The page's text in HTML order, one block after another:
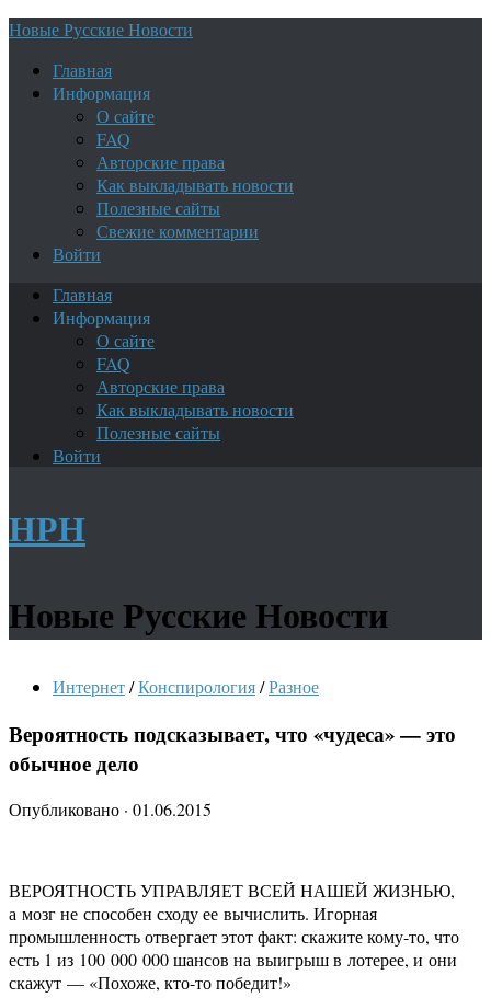
Новые Русские Новости
Главная
Информация
О сайте
FAQ
Авторские права
Как выкладывать новости
Полезные сайты
Свежие комментарии
Войти
Главная
Информация
О сайте
FAQ
Авторские права
Как выкладывать новости
Полезные сайты
Войти
НРН
Новые Русские Новости
Интернет/Конспирология/Разное
Вероятность подсказывает, что «чудеса» — это
обычное дело
Опубликовано · 01.06.2015
ВЕРОЯТНОСТЬ УПРАВЛЯЕТ ВСЕЙ НАШЕЙ ЖИЗНЬЮ,
а мозг не способен сходу ее вычислить. Игорная
промышленность отвергает этот факт: скажите кому-то, что
есть 1 из 100 000 000 шансов на выигрыш в лотерее, и они
скажут — «Похоже, кто-то победит!»